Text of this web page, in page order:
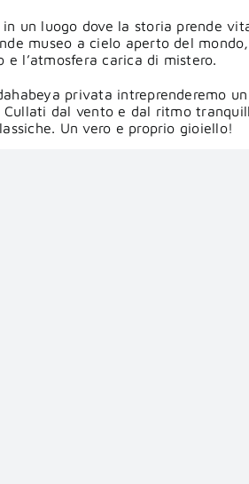
un luogo dove la storia prende
museo a cielo aperto del
l’atmosfera carica di mistero.
privata intreprenderemo
Cullati dal vento e dal ritmo
Un vero e proprio gioiello!